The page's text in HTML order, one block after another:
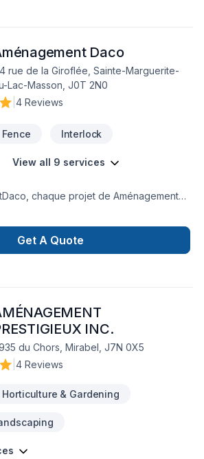
nous pouvons répondre à vos besoins
et durable.
Daco
rue de la Giroflée, Sainte-Marguerite-
Lac-Masson, J0T 2N0
4 Reviews
Fence Interlock
View all 9 services
chaque projet de Aménagement
Horticulture, Irrigation, Muret, Pavage,
Piscine, Tourbe, Transport est
notre engagement envers la qualité
Transformons ensemble vos idées
nous dès maintenant.
Get A Quote
INC.
du Chors, Mirabel, J7N 0X5
4 Reviews
Horticulture & Gardening